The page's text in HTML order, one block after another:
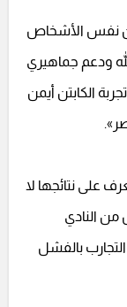
نفس الأشخاص
ودعم جماهيري
الكابتن أيمن
على نتائجها لا
النادي
بالفشل